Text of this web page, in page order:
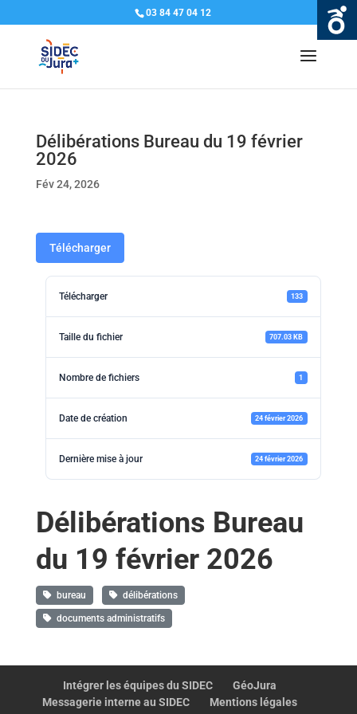
03 84 47 04 12
Délibérations Bureau du 19 février
2026
Fév 24, 2026
Télécharger
Télécharger 133
Taille du fichier 707.03 KB
Nombre de fichiers 1
Date de création 24 février 2026
Dernière mise à jour 24 février 2026
Délibérations Bureau
du 19 février 2026
bureau délibérations
documents administratifs
Intégrer les équipes du SIDEC
GéoJura
Messagerie interne au SIDEC
Mentions légales